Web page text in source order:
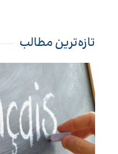
تازه‌ترین مطالب